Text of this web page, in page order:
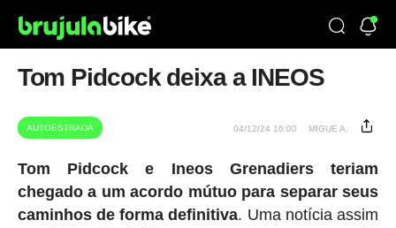
Tom Pidcock deixa a INEOS
AUTOESTRADA 04/12/24 16:00 MIGUE A.
Tom Pidcock e Ineos Grenadiers teriam
chegado a um acordo mútuo para separar seus
caminhos de forma definitiva. Uma notícia assim